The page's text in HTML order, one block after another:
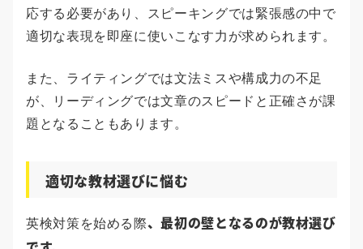
応する必要があり、スピーキングでは緊張感の中で
適切な表現を即座に使いこなす力が求められます。
また、ライティングでは文法ミスや構成力の不足
が、リーディングでは文章のスピードと正確さが課
題となることもあります。
適切な教材選びに悩む
英検対策を始める際、最初の壁となるのが教材選び